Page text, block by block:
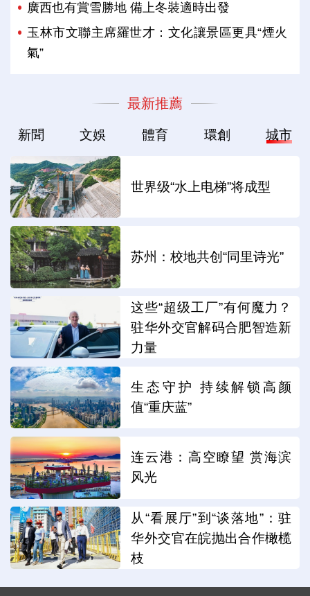
廣西也有賞雪勝地 備上冬裝適時出發
玉林市文聯主席羅世才：文化讓景區更具“煙火
氣”
最新推薦
新聞 文娛 體育 環創 城市
世界级“水上电梯”将成型
苏州：校地共创“同里诗光”
这些“超级工厂”有何魔力？
驻华外交官解码合肥智造新
力量
生态守护 持续解锁高颜
值“重庆蓝”
连云港：高空瞭望 赏海滨
风光
从“看展厅”到“谈落地”：驻
华外交官在皖抛出合作橄榄
枝